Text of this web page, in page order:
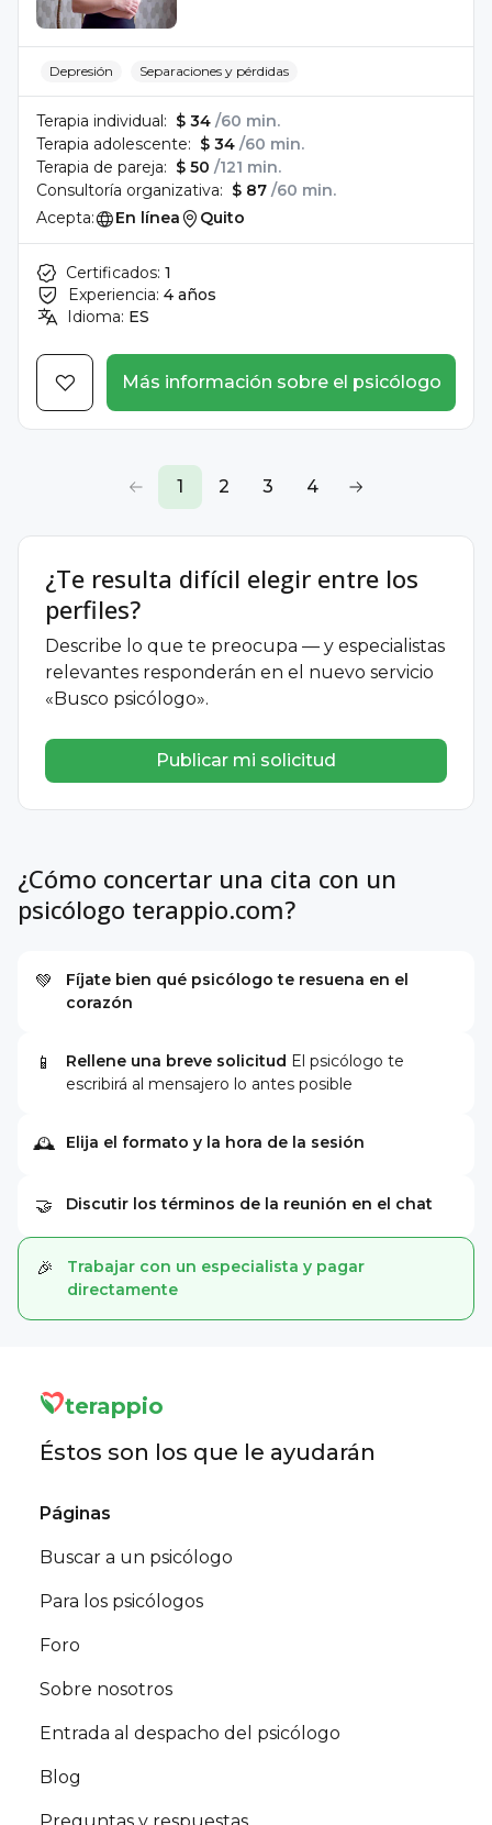
Depresión Separaciones y pérdidas
Terapia individual: $ 34 /60 min.
Terapia adolescente: $ 34 /60 min.
Terapia de pareja: $ 50 /121 min.
Consultoría organizativa: $ 87 /60 min.
Acepta:
En línea Quito
Certificados: 1
Experiencia: 4 años
Idioma: ES
Más información sobre el psicólogo
1 2 3 4
¿Te resulta difícil elegir entre los
perfiles?
Describe lo que te preocupa — y especialistas
relevantes responderán en el nuevo servicio
«Busco psicólogo».
Publicar mi solicitud
¿Cómo concertar una cita con un
psicólogo terappio.com?
💚
Fíjate bien qué psicólogo te resuena en el
corazón
📱 Rellene una breve solicitud El psicólogo te
escribirá al mensajero lo antes posible
🕰 Elija el formato y la hora de la sesión
🤝 Discutir los términos de la reunión en el chat
🎉
Trabajar con un especialista y pagar
directamente
terappio
Éstos son los que le ayudarán
Páginas
Buscar a un psicólogo
Para los psicólogos
Foro
Sobre nosotros
Entrada al despacho del psicólogo
Blog